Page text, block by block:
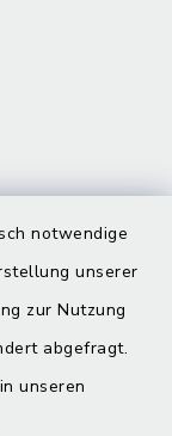
notwendige
unserer
zur Nutzung
abgefragt.
unseren